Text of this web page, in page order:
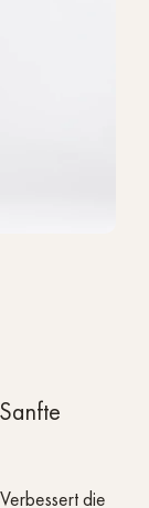
die